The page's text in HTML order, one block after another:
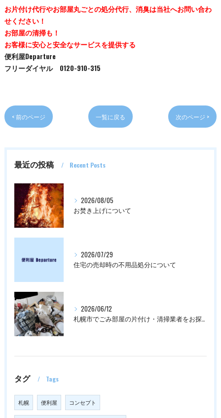
お片付け代行やお部屋丸ごとの処分代行、消臭は当社へお問い合わ
せください！
お部屋の清掃も！
お客様に安心と安全なサービスを提供する
便利屋Departure
フリーダイヤル 0120-910-315
< 前のページ 一覧に戻る 次のページ >
最近の投稿 Recent Posts
2026/08/05
お焚き上げについて
2026/07/29
住宅の売却時の不用品処分について
2026/06/12
札幌市でごみ部屋の片付け・清掃業者をお探しの方は
タグ Tags
札幌 便利屋 コンセプト